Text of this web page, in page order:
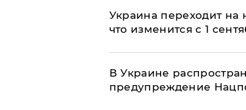
Украина переходит на
что изменится с 1
В Украине
предупреждение